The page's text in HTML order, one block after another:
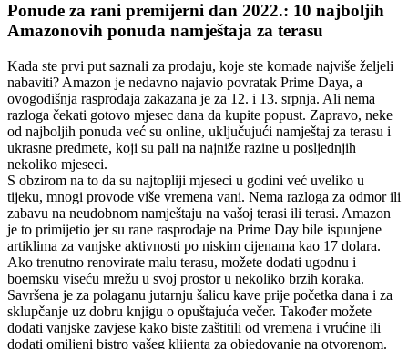
Ponude za rani premijerni dan 2022.: 10 najboljih
Amazonovih ponuda namještaja za terasu
Kada ste prvi put saznali za prodaju, koje ste komade najviše željeli
nabaviti? Amazon je nedavno najavio povratak Prime Daya, a
ovogodišnja rasprodaja zakazana je za 12. i 13. srpnja. Ali nema
razloga čekati gotovo mjesec dana da kupite popust. Zapravo, neke
od najboljih ponuda već su online, uključujući namještaj za terasu i
ukrasne predmete, koji su pali na najniže razine u posljednjih
nekoliko mjeseci.
S obzirom na to da su najtopliji mjeseci u godini već uveliko u
tijeku, mnogi provode više vremena vani. Nema razloga za odmor ili
zabavu na neudobnom namještaju na vašoj terasi ili terasi. Amazon
je to primijetio jer su rane rasprodaje na Prime Day bile ispunjene
artiklima za vanjske aktivnosti po niskim cijenama kao 17 dolara.
Ako trenutno renovirate malu terasu, možete dodati ugodnu i
boemsku viseću mrežu u svoj prostor u nekoliko brzih koraka.
Savršena je za polaganu jutarnju šalicu kave prije početka dana i za
sklupčanje uz dobru knjigu o opuštajuća večer. Također možete
dodati vanjske zavjese kako biste zaštitili od vremena i vrućine ili
dodati omiljeni bistro vašeg klijenta za objedovanje na otvorenom.